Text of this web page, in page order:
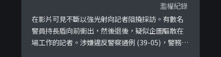
濫權紀錄
在影片可見不斷以強光射向記者阻撓採訪。有數名
警員持長盾向前衝出，然後退後，疑似企圖驅散在
場工作的記者。涉嫌違反警察通例 (39-05)，警務人